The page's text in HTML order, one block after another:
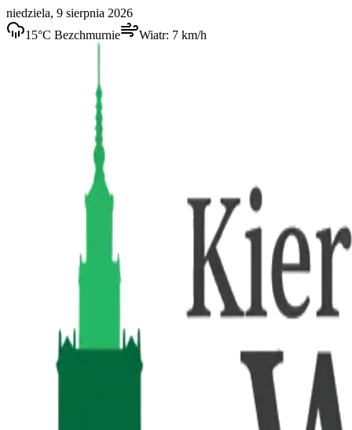
niedziela, 9 sierpnia 2026
15°C Bezchmurnie Wiatr: 7 km/h